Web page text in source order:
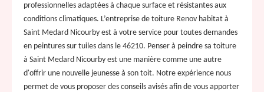
professionnelles adaptées à chaque surface et résistantes aux
conditions climatiques. L’entreprise de toiture Renov habitat à
Saint Medard Nicourby est à votre service pour toutes demandes
en peintures sur tuiles dans le 46210. Penser à peindre sa toiture
à Saint Medard Nicourby est une manière comme une autre
d'offrir une nouvelle jeunesse à son toit. Notre expérience nous
permet de vous proposer des conseils avisés afin de vous apporter